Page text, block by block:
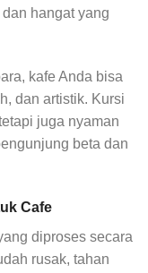
hangat yang
kafe Anda bisa
dan artistik. Kursi
juga nyaman
beta dan
Cafe
diproses secara
rusak, tahan